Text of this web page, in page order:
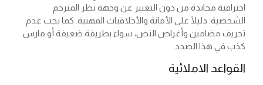
احترافية محايدة من دون التعبير عن وجهة نظر المترجم
الشخصية. دليلًا على الأمانة والأخلاقيات المهنية. كما يجب عدم
تحريف مضامين وأغراض النص، سواء بطريقة ضعيفة أو مارس
كذب في هذا الصدد.
القواعد الاملائية